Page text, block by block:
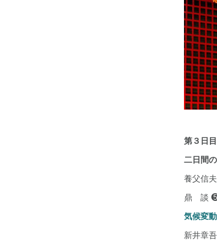
第３日
二日間
養父信
鼎 談 ❺
気候変
新井章